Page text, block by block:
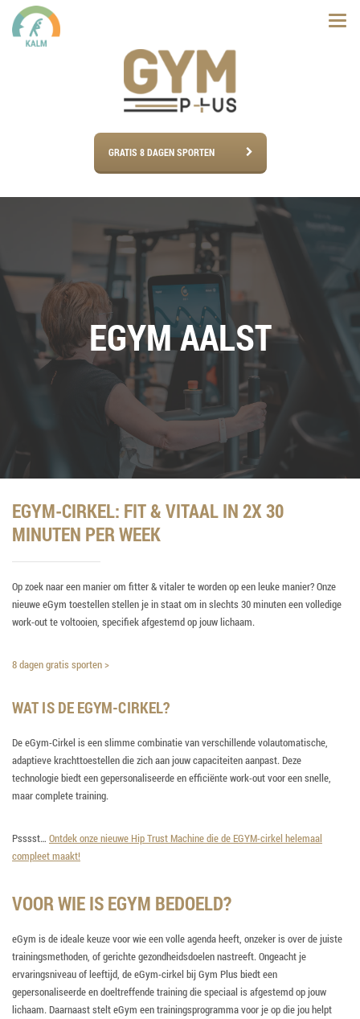
GRATIS 8 DAGEN SPORTEN
EGYM AALST
EGYM-CIRKEL: FIT & VITAAL IN 2X 30
MINUTEN PER WEEK
Op zoek naar een manier om fitter & vitaler te worden op een leuke manier? Onze
nieuwe eGym toestellen stellen je in staat om in slechts 30 minuten een volledige
work-out te voltooien, specifiek afgestemd op jouw lichaam.
8 dagen gratis sporten >
WAT IS DE EGYM-CIRKEL?
De eGym-Cirkel is een slimme combinatie van verschillende volautomatische,
adaptieve krachttoestellen die zich aan jouw capaciteiten aanpast. Deze
technologie biedt een gepersonaliseerde en efficiënte work-out voor een snelle,
maar complete training.
Psssst… Ontdek onze nieuwe Hip Trust Machine die de EGYM-cirkel helemaal
compleet maakt!
VOOR WIE IS EGYM BEDOELD?
eGym is de ideale keuze voor wie een volle agenda heeft, onzeker is over de juiste
trainingsmethoden, of gerichte gezondheidsdoelen nastreeft. Ongeacht je
ervaringsniveau of leeftijd, de eGym-cirkel bij Gym Plus biedt een
gepersonaliseerde en doeltreffende training die speciaal is afgestemd op jouw
lichaam. Daarnaast stelt eGym een trainingsprogramma voor je op die jou helpt